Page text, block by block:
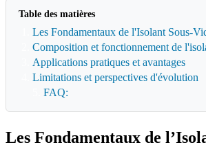
Table des matières
Les Fondamentaux de l'Isolant Sous-
Composition et fonctionnement de
Applications pratiques et avantages
Limitations et perspectives d'évolution
FAQ:
Les Fondamentaux de